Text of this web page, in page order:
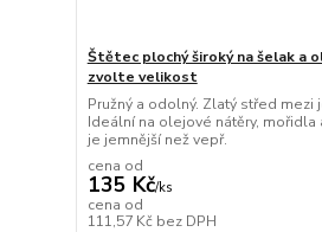
Štětec plochý široký na šelak a
zvolte velikost
Pružný a odolný. Zlatý střed mezi
Ideální na olejové nátěry, mořidla
je jemnější než vepř.
cena od
135 Kč/ks
cena od
111,57 Kč bez DPH